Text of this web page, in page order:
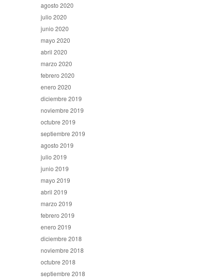
agosto 2020
julio 2020
junio 2020
mayo 2020
abril 2020
marzo 2020
febrero 2020
enero 2020
diciembre 2019
noviembre 2019
octubre 2019
septiembre 2019
agosto 2019
julio 2019
junio 2019
mayo 2019
abril 2019
marzo 2019
febrero 2019
enero 2019
diciembre 2018
noviembre 2018
octubre 2018
septiembre 2018